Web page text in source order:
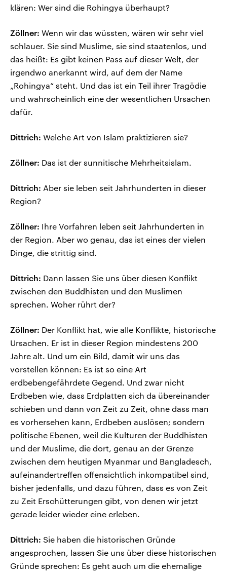
klären: Wer sind die Rohingya überhaupt?
Zöllner: Wenn wir das wüssten, wären wir sehr viel
schlauer. Sie sind Muslime, sie sind staatenlos, und
das heißt: Es gibt keinen Pass auf dieser Welt, der
irgendwo anerkannt wird, auf dem der Name
„Rohingya“ steht. Und das ist ein Teil ihrer Tragödie
und wahrscheinlich eine der wesentlichen Ursachen
dafür.
Dittrich: Welche Art von Islam praktizieren sie?
Zöllner: Das ist der sunnitische Mehrheitsislam.
Dittrich: Aber sie leben seit Jahrhunderten in dieser
Region?
Zöllner: Ihre Vorfahren leben seit Jahrhunderten in
der Region. Aber wo genau, das ist eines der vielen
Dinge, die strittig sind.
Dittrich: Dann lassen Sie uns über diesen Konflikt
zwischen den Buddhisten und den Muslimen
sprechen. Woher rührt der?
Zöllner: Der Konflikt hat, wie alle Konflikte, historische
Ursachen. Er ist in dieser Region mindestens 200
Jahre alt. Und um ein Bild, damit wir uns das
vorstellen können: Es ist so eine Art
erdbebengefährdete Gegend. Und zwar nicht
Erdbeben wie, dass Erdplatten sich da übereinander
schieben und dann von Zeit zu Zeit, ohne dass man
es vorhersehen kann, Erdbeben auslösen; sondern
politische Ebenen, weil die Kulturen der Buddhisten
und der Muslime, die dort, genau an der Grenze
zwischen dem heutigen Myanmar und Bangladesch,
aufeinandertreffen offensichtlich inkompatibel sind,
bisher jedenfalls, und dazu führen, dass es von Zeit
zu Zeit Erschütterungen gibt, von denen wir jetzt
gerade leider wieder eine erleben.
Dittrich: Sie haben die historischen Gründe
angesprochen, lassen Sie uns über diese historischen
Gründe sprechen: Es geht auch um die ehemalige